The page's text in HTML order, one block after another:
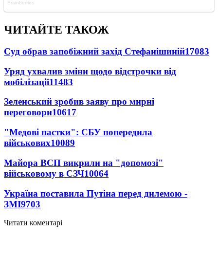
ЧИТАЙТЕ ТАКОЖ
Суд обрав запобіжний захід Стефанішиній17083
Уряд ухвалив зміни щодо відстрочки від
мобілізації11483
Зеленський зробив заяву про мирні
переговори10617
"Медові пастки": СБУ попередила
військових10089
Майора ВСП викрили на "допомозі"
військовому в СЗЧ10064
Україна поставила Путіна перед дилемою -
ЗМІ9703
Читати коментарі